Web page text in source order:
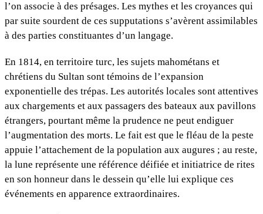
l’on associe à des présages. Les mythes et les croyances qui
par suite sourdent de ces supputations s’avèrent assimilables
à des parties constituantes d’un langage.
En 1814, en territoire turc, les sujets mahométans et
chrétiens du Sultan sont témoins de l’expansion
exponentielle des trépas. Les autorités locales sont attentives
aux chargements et aux passagers des bateaux aux pavillons
étrangers, pourtant même la prudence ne peut endiguer
l’augmentation des morts. Le fait est que le fléau de la peste
appuie l’attachement de la population aux augures ; au reste,
la lune représente une référence déifiée et initiatrice de rites
en son honneur dans le dessein qu’elle lui explique ces
événements en apparence extraordinaires.